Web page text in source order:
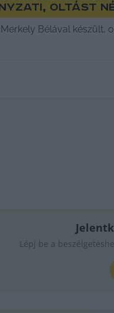
oltást
Bélával
Lépj be a